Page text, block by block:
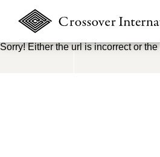
Sorry! Either the url is incorrect or